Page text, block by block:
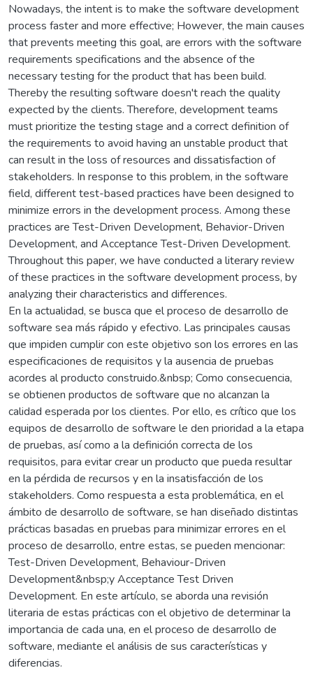
Nowadays, the intent is to make the software development
process faster and more effective; However, the main causes
that prevents meeting this goal, are errors with the software
requirements specifications and the absence of the
necessary testing for the product that has been build.
Thereby the resulting software doesn't reach the quality
expected by the clients. Therefore, development teams
must prioritize the testing stage and a correct definition of
the requirements to avoid having an unstable product that
can result in the loss of resources and dissatisfaction of
stakeholders. In response to this problem, in the software
field, different test-based practices have been designed to
minimize errors in the development process. Among these
practices are Test-Driven Development, Behavior-Driven
Development, and Acceptance Test-Driven Development.
Throughout this paper, we have conducted a literary review
of these practices in the software development process, by
analyzing their characteristics and differences.
En la actualidad, se busca que el proceso de desarrollo de
software sea más rápido y efectivo. Las principales causas
que impiden cumplir con este objetivo son los errores en las
especificaciones de requisitos y la ausencia de pruebas
acordes al producto construido.&nbsp; Como consecuencia,
se obtienen productos de software que no alcanzan la
calidad esperada por los clientes. Por ello, es crítico que los
equipos de desarrollo de software le den prioridad a la etapa
de pruebas, así como a la definición correcta de los
requisitos, para evitar crear un producto que pueda resultar
en la pérdida de recursos y en la insatisfacción de los
stakeholders. Como respuesta a esta problemática, en el
ámbito de desarrollo de software, se han diseñado distintas
prácticas basadas en pruebas para minimizar errores en el
proceso de desarrollo, entre estas, se pueden mencionar:
Test-Driven Development, Behaviour-Driven
Development&nbsp;y Acceptance Test Driven
Development. En este artículo, se aborda una revisión
literaria de estas prácticas con el objetivo de determinar la
importancia de cada una, en el proceso de desarrollo de
software, mediante el análisis de sus características y
diferencias.